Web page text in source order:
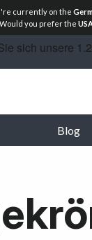
currently on the
Would you prefer the
Blog